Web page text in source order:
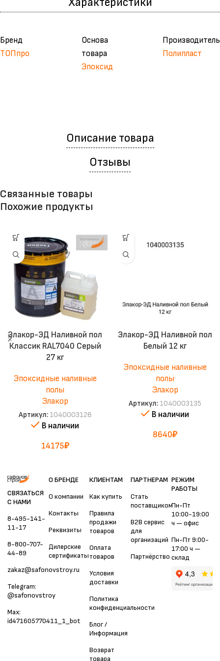
Описание товара
Отзывы
Бренд
ТОПпро
Основа
товара
Эпоксид
Производитель
Полипласт
Связанные товары
Похожие продукты
Элакор-ЭД Наливной пол
Классик RAL7040 Серый
27 кг
Эпоксидные наливные
полы
Элакор
Артикул: 1040003128
В наличии
14175₽
Элакор-ЭД Наливной пол
Белый 12 кг
Эпоксидные наливные
полы
Элакор
Артикул: 1040003135
В наличии
8640₽
СВЯЗАТЬСЯ
С НАМИ
8-495-141-
11-17
8-800-707-
44-89
zakaz@safonovstroy.ru
Telegram:
@safonovstroy
Max:
id471605770411_1_bot
О БРЕНДЕ
О компании
Контакты
Реквизиты
Дилерские
сертификаты
КЛИЕНТАМ
Как купить
Правила
продажи
товаров
Оплата
товаров
Условия
доставки
Политика
конфиденциальности
Блог /
Информация
Возврат
товара
ПАРТНЕРАМ
Стать
поставщиком
B2B сервис
для
организаций
Партнёрство
РЕЖИМ
РАБОТЫ
Пн-Пт
10:00-19:00
ч — офис
Пн-Пт 9:00-
17:00 ч —
склад